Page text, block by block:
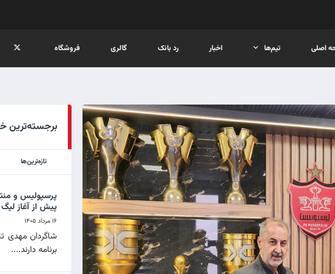
اصلی تیم‌ها اخبار رد بانک گالری فروشگاه
برجسته‌ترین
تازه‌ترین‌ها
پرسپولیس و
پیش از آغاز لیگ
۱۶ مرداد ۱۴۰۵
شاگردان مهدی
برنامه دارند....